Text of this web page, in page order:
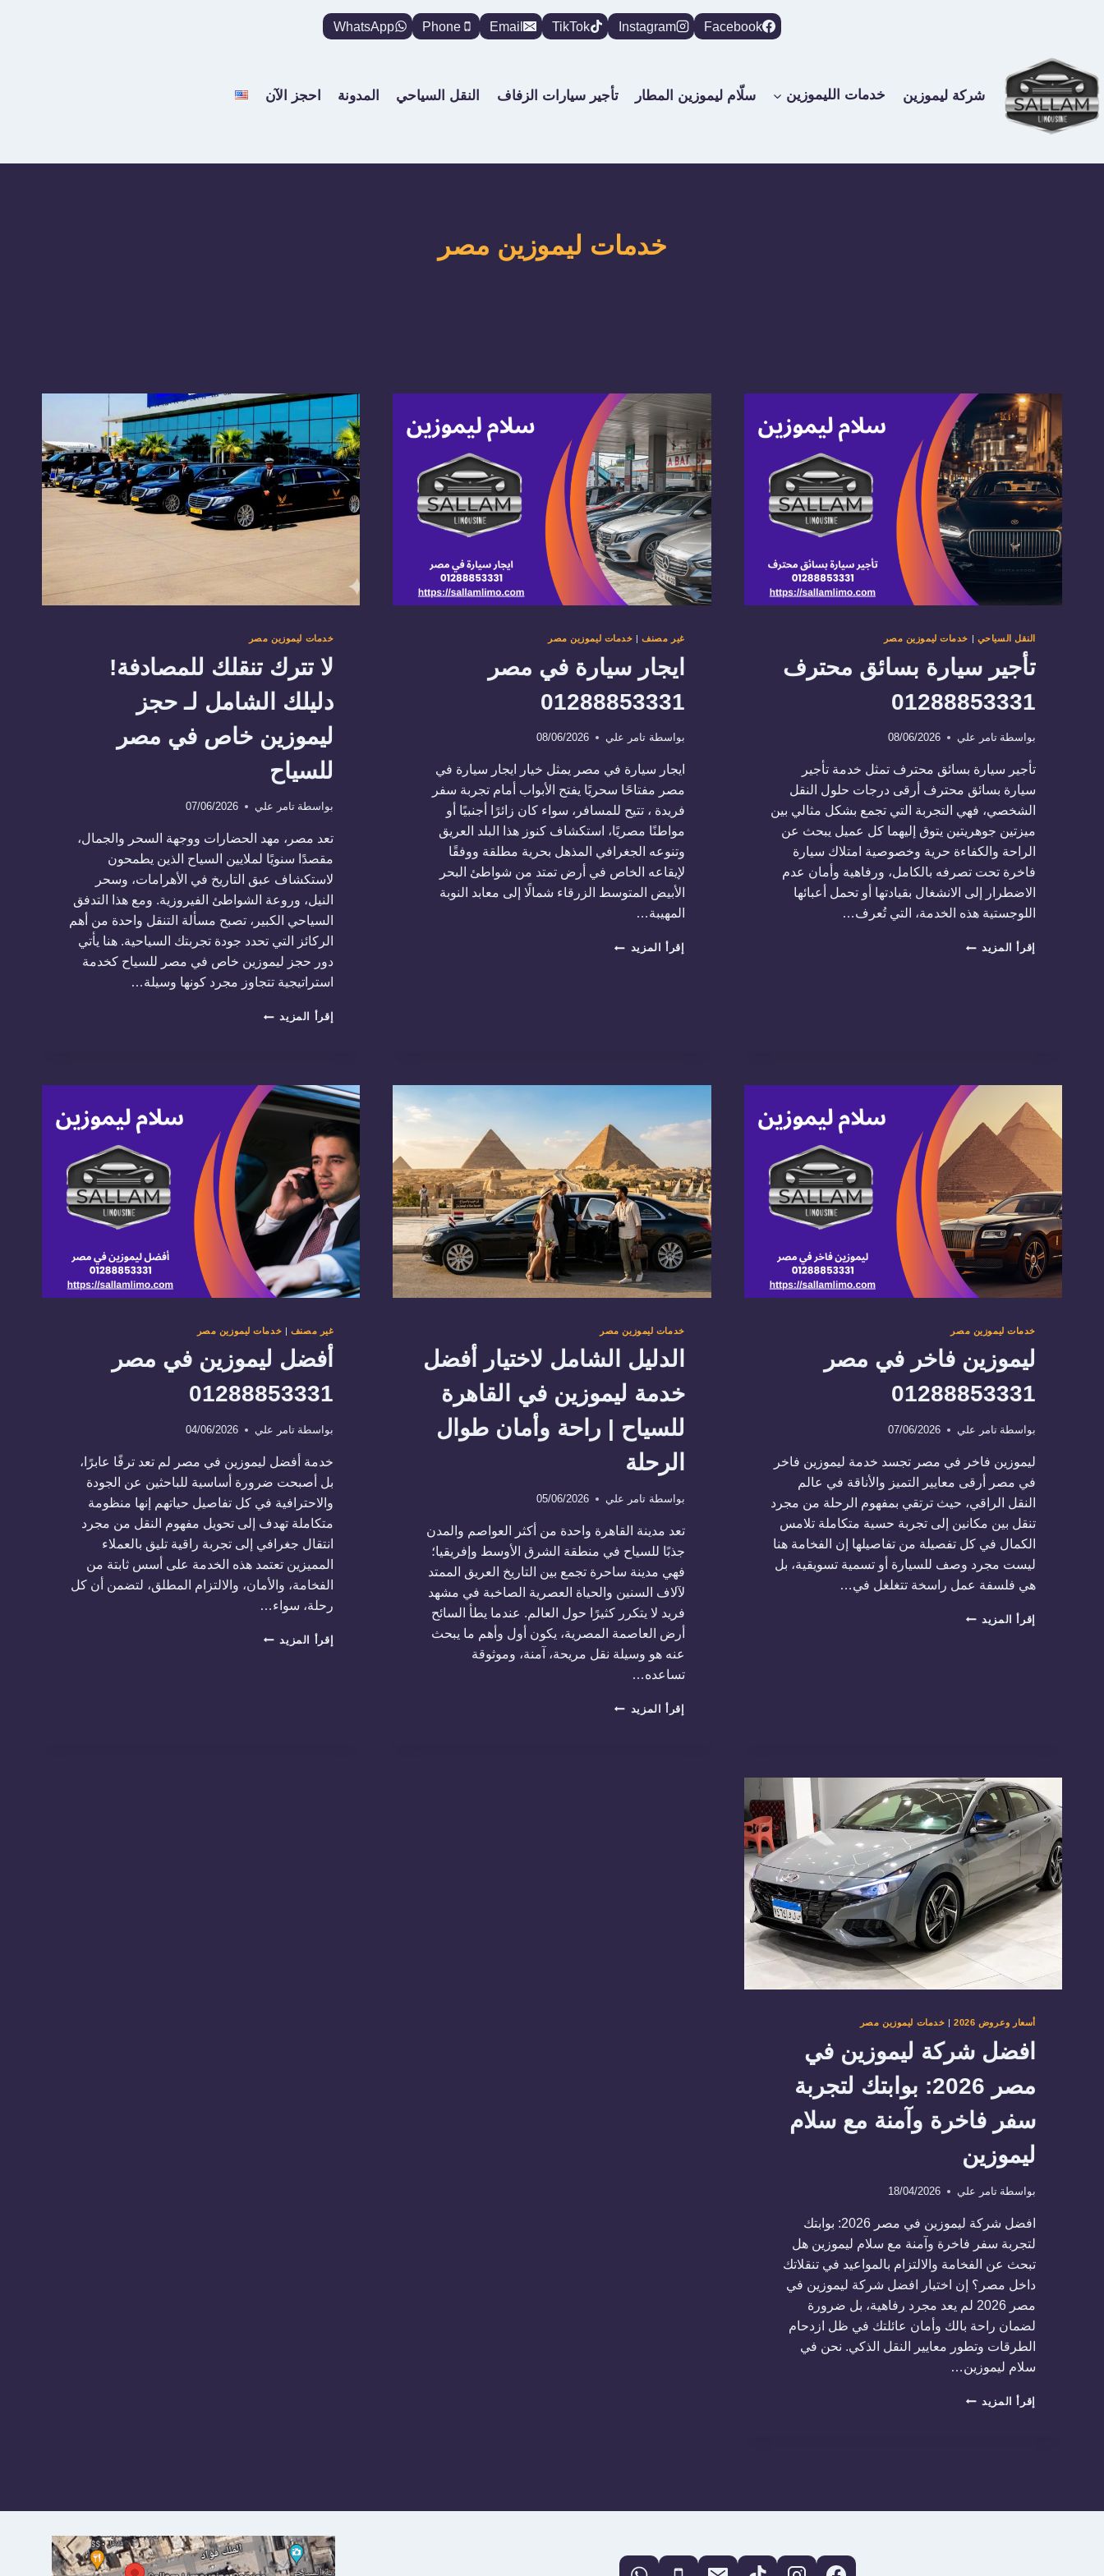
Facebook
Instagram
TikTok
Email
Phone
WhatsApp
شركة ليموزين خدمات الليموزين سلّام ليموزين المطار تأجير سيارات الزفاف النقل السياحي المدونة احجز الآن
خدمات ليموزين مصر
النقل السياحي | خدمات ليموزين مصر
تأجير سيارة بسائق محترف
01288853331
بواسطة تامر علي 08/06/2026
تأجير سيارة بسائق محترف تمثل خدمة تأجير
سيارة بسائق محترف أرقى درجات حلول النقل
الشخصي، فهي التجربة التي تجمع بشكل مثالي بين
ميزتين جوهريتين يتوق إليهما كل عميل يبحث عن
الراحة والكفاءة حرية وخصوصية امتلاك سيارة
فاخرة تحت تصرفه بالكامل، ورفاهية وأمان عدم
الاضطرار إلى الانشغال بقيادتها أو تحمل أعبائها
اللوجستية هذه الخدمة، التي تُعرف…
إقرأ المزيد تأجير
غير مصنف| خدمات ليموزين مصر
ايجار سيارة في مصر
01288853331
بواسطة تامر علي 08/06/2026
ايجار سيارة في مصر يمثل خيار ايجار سيارة في
مصر مفتاحًا سحريًا يفتح الأبواب أمام تجربة سفر
فريدة ، تتيح للمسافر، سواء كان زائرًا أجنبيًا أو
مواطنًا مصريًا، استكشاف كنوز هذا البلد العريق
وتنوعه الجغرافي المذهل بحرية مطلقة ووفقًا
لإيقاعه الخاص في أرض تمتد من شواطئ البحر
الأبيض المتوسط الزرقاء شمالًا إلى معابد النوبة
المهيبة…
إقرأ المزيد ايجار
خدمات ليموزين مصر
لا تترك تنقلك للمصادفة!
دليلك الشامل لـ حجز
ليموزين خاص في مصر
للسياح
بواسطة تامر علي 07/06/2026
تعد مصر، مهد الحضارات ووجهة السحر والجمال،
مقصدًا سنويًا لملايين السياح الذين يطمحون
لاستكشاف عبق التاريخ في الأهرامات، وسحر
النيل، وروعة الشواطئ الفيروزية. ومع هذا التدفق
السياحي الكبير، تصبح مسألة التنقل واحدة من أهم
الركائز التي تحدد جودة تجربتك السياحية. هنا يأتي
دور حجز ليموزين خاص في مصر للسياح كخدمة
استراتيجية تتجاوز مجرد كونها وسيلة…
إقرأ المزيد
لا
الشامل
لـ
ليموزين
خاص
في
مصر
للسياح
خدمات ليموزين مصر
ليموزين فاخر في مصر
01288853331
بواسطة تامر علي 07/06/2026
ليموزين فاخر في مصر تجسد خدمة ليموزين فاخر
في مصر أرقى معايير التميز والأناقة في عالم
النقل الراقي، حيث ترتقي بمفهوم الرحلة من مجرد
تنقل بين مكانين إلى تجربة حسية متكاملة تلامس
الكمال في كل تفصيلة من تفاصيلها إن الفخامة هنا
ليست مجرد وصف للسيارة أو تسمية تسويقية، بل
هي فلسفة عمل راسخة تتغلغل في…
إقرأ المزيد ليموزين
خدمات ليموزين مصر
الدليل الشامل لاختيار أفضل
خدمة ليموزين في القاهرة
للسياح | راحة وأمان طوال
الرحلة
بواسطة تامر علي 05/06/2026
تعد مدينة القاهرة واحدة من أكثر العواصم والمدن
جذبًا للسياح في منطقة الشرق الأوسط وإفريقيا؛
فهي مدينة ساحرة تجمع بين التاريخ العريق الممتد
لآلاف السنين والحياة العصرية الصاخبة في مشهد
فريد لا يتكرر كثيرًا حول العالم. عندما يطأ السائح
أرض العاصمة المصرية، يكون أول وأهم ما يبحث
عنه هو وسيلة نقل مريحة، آمنة، وموثوقة
تساعده…
إقرأ المزيد الدليل
غير مصنف | خدمات ليموزين مصر
أفضل ليموزين في مصر
01288853331
بواسطة تامر علي 04/06/2026
خدمة أفضل ليموزين في مصر لم تعد ترفًا عابرًا،
بل أصبحت ضرورة أساسية للباحثين عن الجودة
والاحترافية في كل تفاصيل حياتهم إنها منظومة
متكاملة تهدف إلى تحويل مفهوم النقل من مجرد
انتقال جغرافي إلى تجربة راقية تليق بالعملاء
المميزين تعتمد هذه الخدمة على أسس ثابتة من
الفخامة، والأمان، والالتزام المطلق، لتضمن أن كل
رحلة، سواء…
إقرأ المزيدأفضل
أسعار وعروض 2026 | خدمات ليموزين مصر
افضل شركة ليموزين في
مصر 2026: بوابتك لتجربة
سفر فاخرة وآمنة مع سلام
ليموزين
بواسطة تامر علي 18/04/2026
افضل شركة ليموزين في مصر 2026: بوابتك
لتجربة سفر فاخرة وآمنة مع سلام ليموزين هل
تبحث عن الفخامة والالتزام بالمواعيد في تنقلاتك
داخل مصر؟ إن اختيار افضل شركة ليموزين في
مصر 2026 لم يعد مجرد رفاهية، بل ضرورة
لضمان راحة بالك وأمان عائلتك في ظل ازدحام
الطرقات وتطور معايير النقل الذكي. نحن في
سلام ليموزين…
إقرأ المزيد افضل
لتجربة